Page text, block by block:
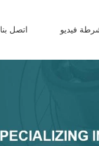
فيديو اتصل بنا